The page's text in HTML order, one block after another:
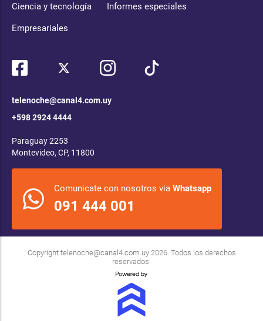
Ciencia y tecnología Informes especiales
Empresariales
telenoche@canal4.com.uy
+598 2924 4444
Paraguay 2253
Montevideo, CP, 11800
Comunicate con nosotros via Whatsapp
091 444 001
Copyright telenoche@canal4.com.uy2026. Todos los derechos
reservados.